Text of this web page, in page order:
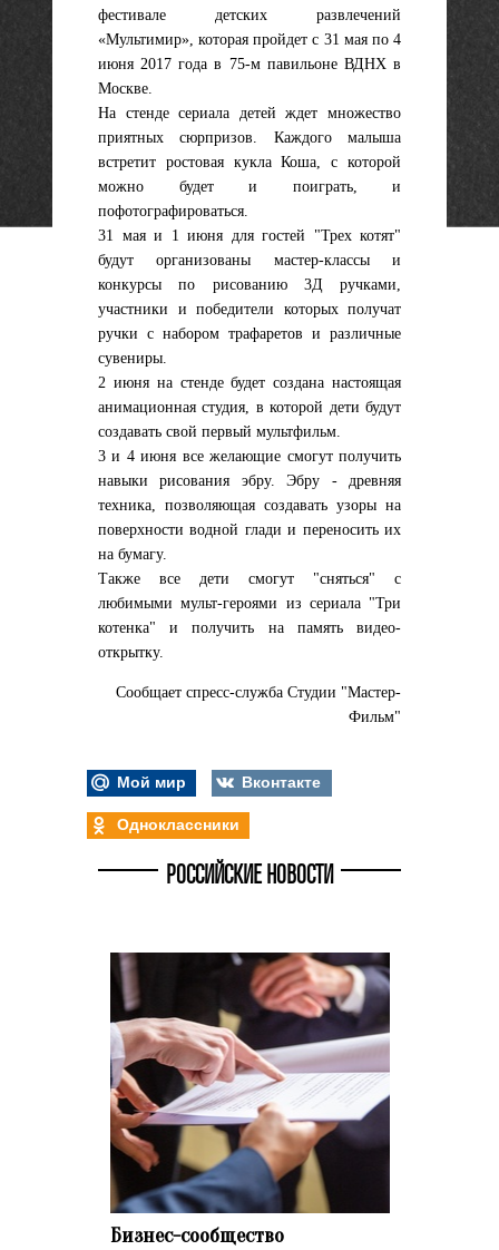
фестивале детских развлечений
«Мультимир», которая пройдет с 31 мая по 4
июня 2017 года в 75-м павильоне ВДНХ в
Москве.
На стенде сериала детей ждет множество
приятных сюрпризов. Каждого малыша
встретит ростовая кукла Коша, с которой
можно будет и поиграть, и
пофотографироваться.
31 мая и 1 июня для гостей "Трех котят"
будут организованы мастер-классы и
конкурсы по рисованию 3Д ручками,
участники и победители которых получат
ручки с набором трафаретов и различные
сувениры.
2 июня на стенде будет создана настоящая
анимационная студия, в которой дети будут
создавать свой первый мультфильм.
3 и 4 июня все желающие смогут получить
навыки рисования эбру. Эбру - древняя
техника, позволяющая создавать узоры на
поверхности водной глади и переносить их
на бумагу.
Также все дети смогут "сняться" с
любимыми мульт-героями из сериала "Три
котенка" и получить на память видео-
открытку.
Сообщает спресс-служба Студии "Мастер-
Фильм"
Мой мир
Вконтакте
Одноклассники
РОССИЙСКИЕ НОВОСТИ
Бизнес-сообщество